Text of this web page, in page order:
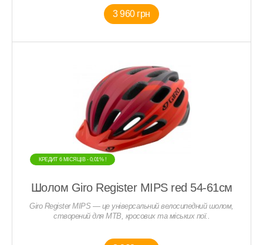
3 960 грн
КРЕДИТ 6 МIСЯЦIВ - 0,01% !
Шолом Giro Register MIPS red 54-61см
Giro Register MIPS — це універсальний велосипедний шолом,
створений для MTB, кросових та міських пої..